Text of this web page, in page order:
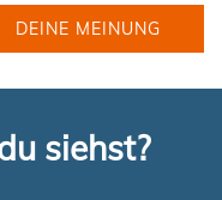
DEINE MEINUNG
siehst?